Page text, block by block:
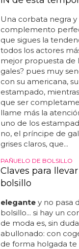
Una corbata negra
complemento
que sigues la
todos los actores
mejor propuesta de
gales? pues muy
con su americana,
estampado,
que ser
llame más la
uno de los
no, el príncipe de
grises claros, que...
PAÑUELO DE BOLSILLO
Claves para
bolsillo
elegantey no pasa
bolsillo... si hay un
de moda es, sin
abullonado: con
de forma holgada te